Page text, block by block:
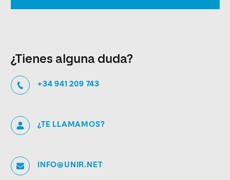
¿Tienes alguna duda?
+34 941 209 743
¿TE LLAMAMOS?
INFO@UNIR.NET